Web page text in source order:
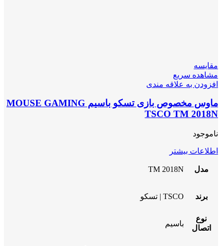
مقایسه
مشاهده سریع
افزودن به علاقه مندی
ماوس مخصوص بازی تسکو باسیم MOUSE GAMING
TSCO TM 2018N
ناموجود
اطلاعات بیشتر
مدل TM 2018N
برند TSCO | تسکو
نوع
اتصال
باسیم